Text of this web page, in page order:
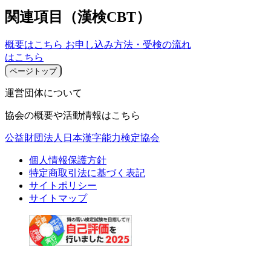
関連項目（漢検CBT）
概要はこちら お申し込み方法・受検の流れ
はこちら
ページトップ
運営団体について
協会の概要や活動情報はこちら
公益財団法人日本漢字能力検定協会
個人情報保護方針
特定商取引法に基づく表記
サイトポリシー
サイトマップ